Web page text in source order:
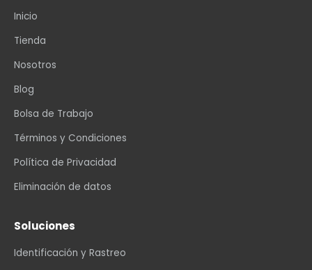
Inicio
Tienda
Nosotros
Blog
Bolsa de Trabajo
Términos y Condiciones
Política de Privacidad
Eliminación de datos
Soluciones
Identificación y Rastreo